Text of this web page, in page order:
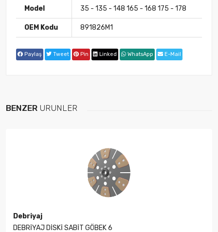
Model 35 - 135 - 148 165 - 168 175 - 178
OEM Kodu 891826M1
Paylaş Tweet Pin Linked WhatsApp E-Mail
BENZER ÜRÜNLER
Debriyaj
DEBRİYAJ DİSKİ SABİT GÖBEK 6